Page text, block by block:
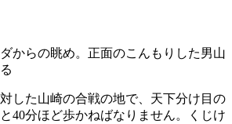
からの眺め。正面のこんもりした男山
した山崎の合戦の地で、天下分け目の
40分ほど歩かねばなりません。くじけ